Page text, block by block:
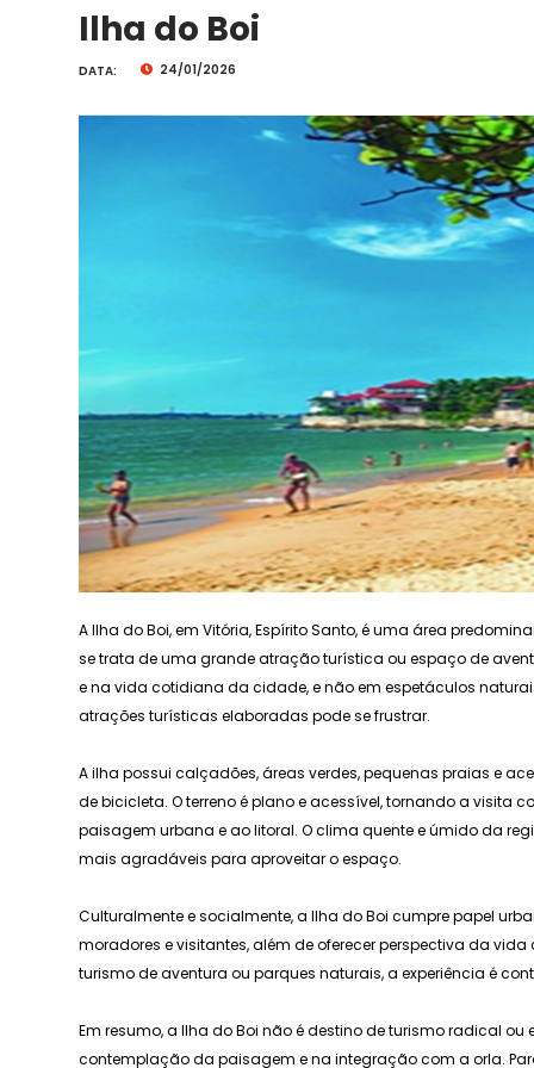
Ilha do Boi
DATA: 24/01/2026
A Ilha do Boi, em Vitória, Espírito Santo, é uma área
se trata de uma grande atração turística ou espaço de
e na vida cotidiana da cidade, e não em espetáculos
atrações turísticas elaboradas pode se frustrar.
A ilha possui calçadões, áreas verdes, pequenas praias e
de bicicleta. O terreno é plano e acessível, tornando a visita
paisagem urbana e ao litoral. O clima quente e úmido da
mais agradáveis para aproveitar o espaço.
Culturalmente e socialmente, a Ilha do Boi cumpre papel
moradores e visitantes, além de oferecer perspectiva da
turismo de aventura ou parques naturais, a experiência é
Em resumo, a Ilha do Boi não é destino de turismo radical
contemplação da paisagem e na integração com a orla.